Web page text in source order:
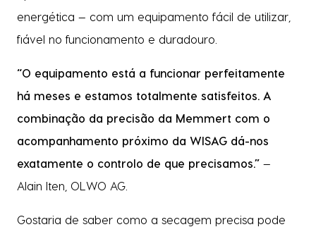
energética — com um equipamento fácil de utilizar,
fiável no funcionamento e duradouro.
“O equipamento está a funcionar perfeitamente
há meses e estamos totalmente satisfeitos. A
combinação da precisão da Memmert com o
acompanhamento próximo da WISAG dá-nos
exatamente o controlo de que precisamos.” —
Alain Iten, OLWO AG.
Gostaria de saber como a secagem precisa pode